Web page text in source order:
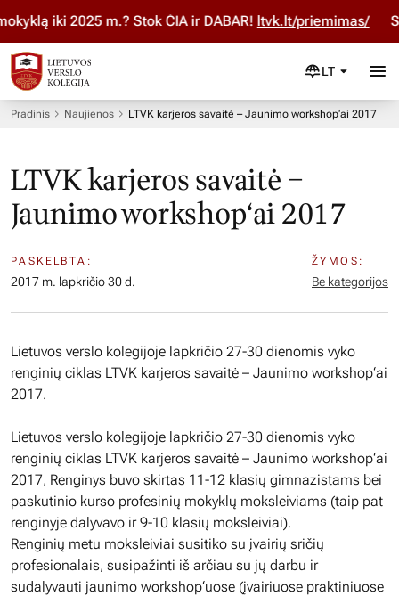
iki 2025 m.? Stok ČIA ir DABAR!ltvk.lt/priemimas/
LT
Pradinis Naujienos LTVK karjeros savaitė – Jaunimo workshop‘ai 2017
LTVK karjeros savaitė –
Jaunimo workshop‘ai 2017
PASKELBTA:
2017 m. lapkričio 30 d.
ŽYMOS:
Be kategorijos
Lietuvos verslo kolegijoje lapkričio 27-30 dienomis vyko
renginių ciklas LTVK karjeros savaitė – Jaunimo workshop‘ai
2017.
Lietuvos verslo kolegijoje lapkričio 27-30 dienomis vyko
renginių ciklas LTVK karjeros savaitė – Jaunimo workshop‘ai
2017, Renginys buvo skirtas 11-12 klasių gimnazistams bei
paskutinio kurso profesinių mokyklų moksleiviams (taip pat
renginyje dalyvavo ir 9-10 klasių moksleiviai).
Renginių metu moksleiviai susitiko su įvairių sričių
profesionalais, susipažinti iš arčiau su jų darbu ir
sudalyvauti jaunimo workshop‘uose (įvairiuose praktiniuose